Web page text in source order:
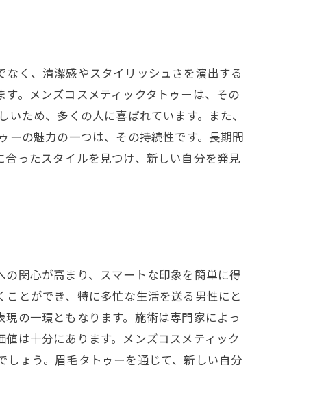
く、清潔感やスタイリッシュさを演出する
。メンズコスメティックタトゥーは、その
ため、多くの人に喜ばれています。また、
ーの魅力の一つは、その持続性です。長期間
ったスタイルを見つけ、新しい自分を発見
関心が高まり、スマートな印象を簡単に得
とができ、特に多忙な生活を送る男性にと
の一環ともなります。施術は専門家によっ
は十分にあります。メンズコスメティック
ょう。眉毛タトゥーを通じて、新しい自分